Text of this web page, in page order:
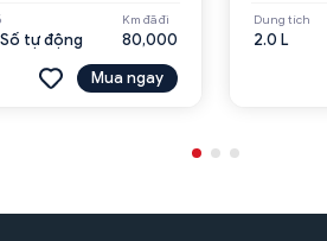
tự động
Km đã đi
80,000
Mua ngay
Dung tích
2.0 L